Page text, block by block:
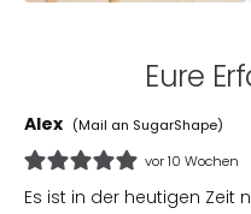
Eure
Alex (Mail an SugarShape)
vor 10 Wochen
Es ist in der heutigen Zeit